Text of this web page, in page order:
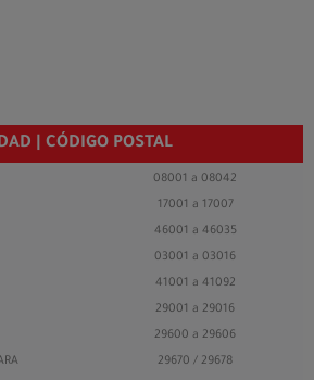
| CÓDIGO POSTAL
08001 a 08042
17001 a 17007
46001 a 46035
03001 a 03016
41001 a 41092
29001 a 29016
29600 a 29606
29670 / 29678